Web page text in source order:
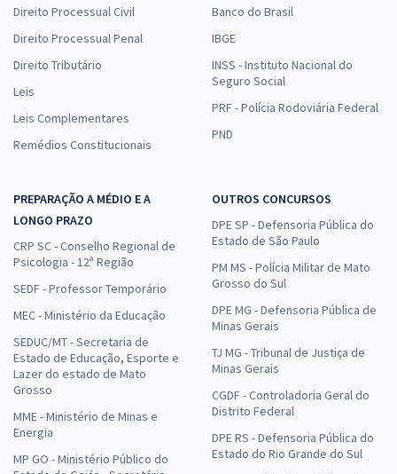
Direito Processual Civil
Direito Processual Penal
Direito Tributário
Leis
Leis Complementares
Remédios Constitucionais
Banco do Brasil
IBGE
INSS - Instituto Nacional do
Seguro Social
PRF - Polícia Rodoviária Federal
PND
PREPARAÇÃO A MÉDIO E A
LONGO PRAZO
CRP SC - Conselho Regional de
Psicologia - 12ª Região
SEDF - Professor Temporário
MEC - Ministério da Educação
SEDUC/MT - Secretaria de
Estado de Educação, Esporte e
Lazer do estado de Mato
Grosso
MME - Ministério de Minas e
Energia
MP GO - Ministério Público do
OUTROS CONCURSOS
DPE SP - Defensoria Pública do
Estado de São Paulo
PM MS - Polícia Militar de Mato
Grosso do Sul
DPE MG - Defensoria Pública de
Minas Gerais
TJ MG - Tribunal de Justiça de
Minas Gerais
CGDF - Controladoria Geral do
Distrito Federal
DPE RS - Defensoria Pública do
Estado do Rio Grande do Sul